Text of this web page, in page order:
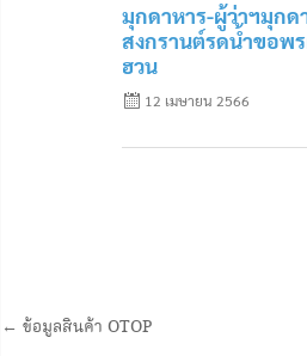
มุกดาหาร-ผู้ว่าฯมุก
สงกรานต์รดน้ำขอพ
ฮวน
12 เมษายน 2566
← ข้อมูลสินค้า OTOP